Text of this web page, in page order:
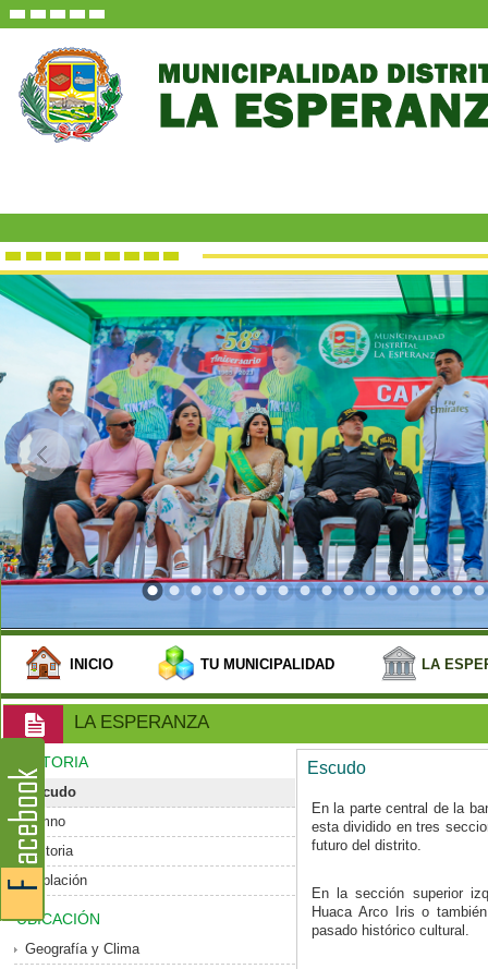
INICIO TU MUNICIPALIDAD LA
LA ESPERANZA
HISTORIA
Escudo
Himno
Historia
Población
UBICACIÓN
Geografía y Clima
Escudo
En la parte central de la
esta dividido en tres
futuro del distrito.
En la sección superior
Huaca Arco Iris o
pasado histórico cultural.